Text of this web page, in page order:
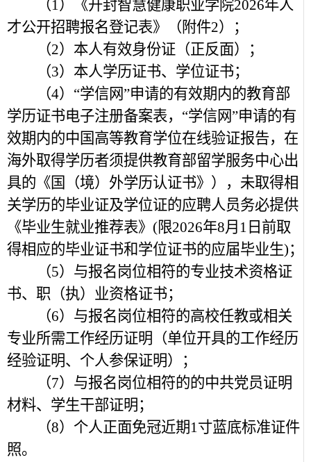
（1）《开封智慧健康职业学院2026年人
才公开招聘报名登记表》（附件2）；
（2）本人有效身份证（正反面）；
（3）本人学历证书、学位证书；
（4）“学信网”申请的有效期内的教育部
学历证书电子注册备案表，“学信网”申请的有
效期内的中国高等教育学位在线验证报告，在
海外取得学历者须提供教育部留学服务中心出
具的《国（境）外学历认证书》），未取得相
关学历的毕业证及学位证的应聘人员务必提供
《毕业生就业推荐表》(限2026年8月1日前取
得相应的毕业证书和学位证书的应届毕业生)；
（5）与报名岗位相符的专业技术资格证
书、职（执）业资格证书；
（6）与报名岗位相符的高校任教或相关
专业所需工作经历证明（单位开具的工作经历
经验证明、个人参保证明）；
（7）与报名岗位相符的的中共党员证明
材料、学生干部证明；
（8）个人正面免冠近期1寸蓝底标准证件
照。